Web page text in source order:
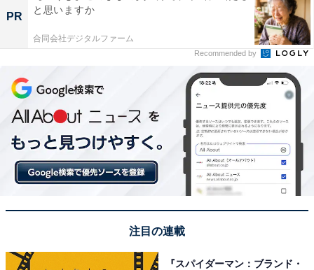
PR
と思いますか
合同会社デジタルファーム
Recommended by
注目の連載
『スパイダーマン：ブランド・